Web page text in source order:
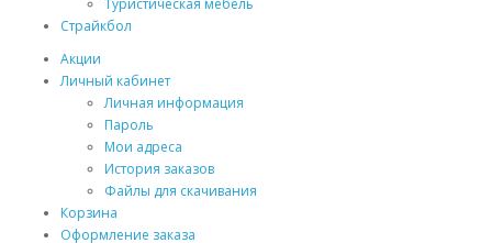
Туристическая мебель
Страйкбол
Акции
Личный кабинет
Личная информация
Пароль
Мои адреса
История заказов
Файлы для скачивания
Корзина
Оформление заказа